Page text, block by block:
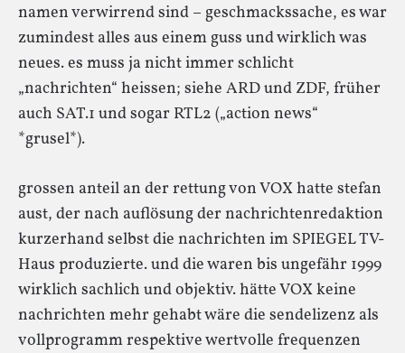
namen verwirrend sind – geschmackssache, es war
zumindest alles aus einem guss und wirklich was
neues. es muss ja nicht immer schlicht
„nachrichten“ heissen; siehe ARD und ZDF, früher
auch SAT.1 und sogar RTL2 („action news“
*grusel*).
grossen anteil an der rettung von VOX hatte stefan
aust, der nach auflösung der nachrichtenredaktion
kurzerhand selbst die nachrichten im SPIEGEL TV-
Haus produzierte. und die waren bis ungefähr 1999
wirklich sachlich und objektiv. hätte VOX keine
nachrichten mehr gehabt wäre die sendelizenz als
vollprogramm respektive wertvolle frequenzen